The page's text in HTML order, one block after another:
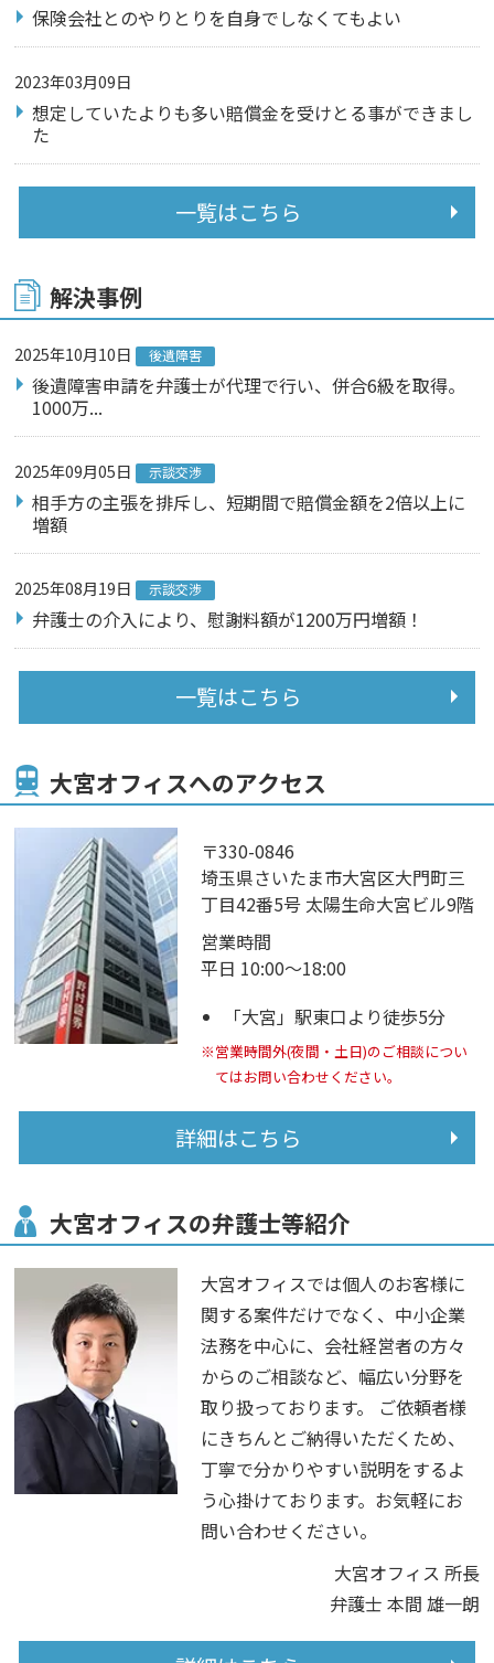
保険会社とのやりとりを自身でしなくてもよい
2023年03月09日
想定していたよりも多い賠償金を受けとる事ができまし
た
一覧はこちら
解決事例
2025年10月10日 後遺障害
後遺障害申請を弁護士が代理で行い、併合6級を取得。
1000万...
2025年09月05日 示談交渉
相手方の主張を排斥し、短期間で賠償金額を2倍以上に
増額
2025年08月19日 示談交渉
弁護士の介入により、慰謝料額が1200万円増額！
一覧はこちら
大宮オフィスへのアクセス
〒330-0846
埼玉県さいたま市大宮区大門町三
丁目42番5号 太陽生命大宮ビル9階
営業時間
平日 10:00～18:00
「大宮」駅東口より徒歩5分
※営業時間外(夜間・土日)のご相談につい
てはお問い合わせください。
詳細はこちら
大宮オフィスの弁護士等紹介
大宮オフィスでは個人のお客様に
関する案件だけでなく、中小企業
法務を中心に、会社経営者の方々
からのご相談など、幅広い分野を
取り扱っております。 ご依頼者様
にきちんとご納得いただくため、
丁寧で分かりやすい説明をするよ
う心掛けております。お気軽にお
問い合わせください。
大宮オフィス 所長
弁護士 本間 雄一朗